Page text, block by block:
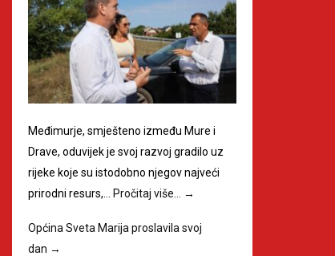
Međimurje, smješteno između Mure i
Drave, oduvijek je svoj razvoj gradilo uz
rijeke koje su istodobno njegov najveći
prirodni resurs,…
Pročitaj više… →
Općina Sveta Marija proslavila svoj
dan →